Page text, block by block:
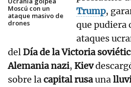
Moscú con un
ataque masivo de
drones
Trump,
que pudiera
ataques
delDía de la Victoria
Alemania nazi, Kiev
sobre lacapital rusauna